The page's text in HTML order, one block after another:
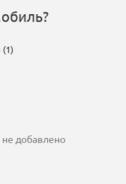
(1)
добавлено